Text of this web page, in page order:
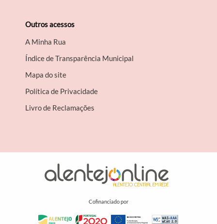
Outros acessos
A Minha Rua
Índice de Transparência Municipal
Mapa do site
Política de Privacidade
Livro de Reclamações
Cofinanciado por